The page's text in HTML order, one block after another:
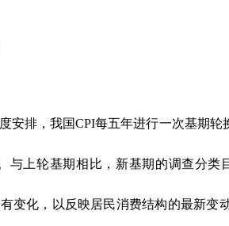
排，我国CPI每五年进行一次基期轮
与上轮基期相比，新基期的调查分类
变化，以反映居民消费结构的最新变